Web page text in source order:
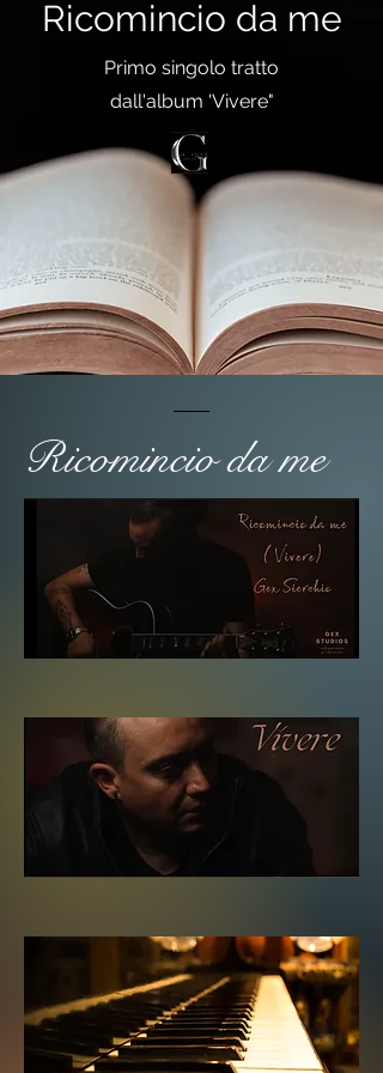
Ricomincio da me
Primo singolo tratto
dall'album 'Vivere"
Ricomincio da me